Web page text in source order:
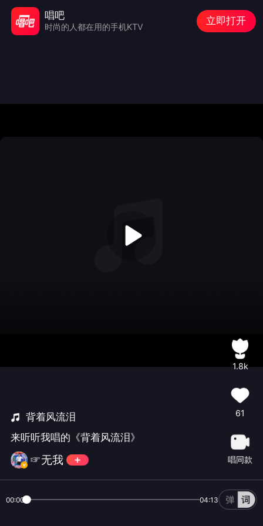
背着风流泪
来听听我唱的《背着风流泪》
☞无我
1.8k
61
唱同款
00:00 04:13
唱吧
时尚的人都在用的手机KTV
立即打开